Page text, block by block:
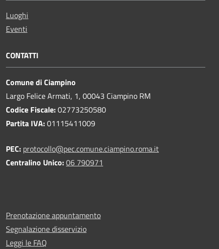
Luoghi
Eventi
CONTATTI
Comune di Ciampino
Largo Felice Armati, 1, 00043 Ciampino RM
Codice Fiscale:02773250580
Partita IVA:01115411009
PEC: protocollo@pec.comune.ciampino.roma.it
Centralino Unico:06 790971
Prenotazione appuntamento
Segnalazione disservizio
Leggi le FAQ